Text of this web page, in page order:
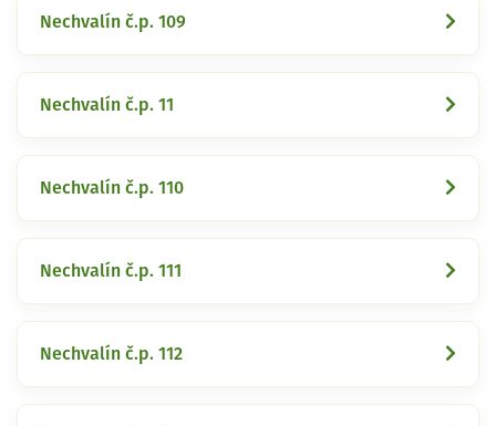
Nechvalín č.p. 109
Nechvalín č.p. 11
Nechvalín č.p. 110
Nechvalín č.p. 111
Nechvalín č.p. 112